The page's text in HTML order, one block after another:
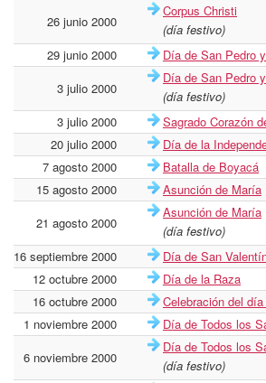
26 junio 2000
Corpus Christi
(día festivo)
29 junio 2000
Día de San Pedro
3 julio 2000
Día de San Pedro
(día festivo)
3 julio 2000
Sagrado Corazón
20 julio 2000
Día de la
7 agosto 2000
Batalla de Boyacá
15 agosto 2000
Asunción de María
21 agosto 2000
Asunción de María
(día festivo)
16 septiembre 2000
Día de San
12 octubre 2000
Día de la Raza
16 octubre 2000
Celebración del
1 noviembre 2000
Día de Todos los
6 noviembre 2000
Día de Todos los
(día festivo)